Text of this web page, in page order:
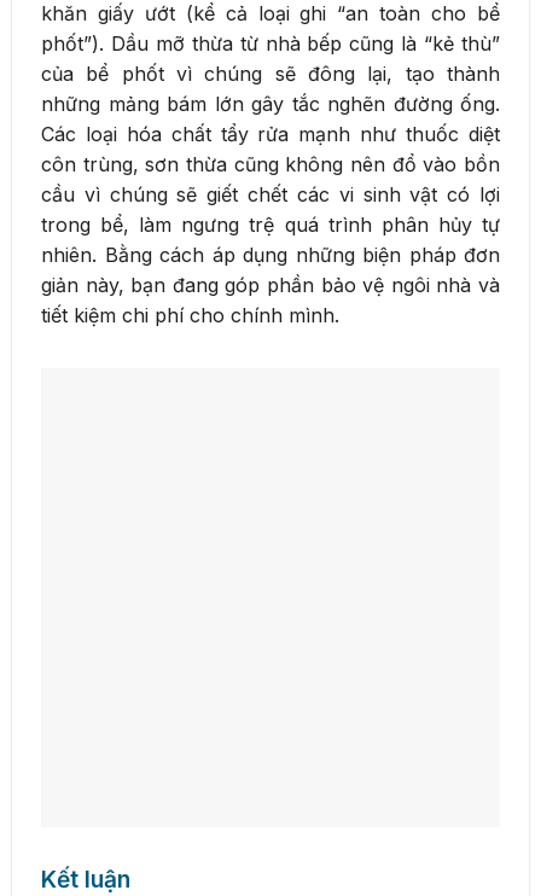
khăn giấy ướt (kể cả loại ghi “an toàn cho bể
phốt”). Dầu mỡ thừa từ nhà bếp cũng là “kẻ thù”
của bể phốt vì chúng sẽ đông lại, tạo thành
những mảng bám lớn gây tắc nghẽn đường ống.
Các loại hóa chất tẩy rửa mạnh như thuốc diệt
côn trùng, sơn thừa cũng không nên đổ vào bồn
cầu vì chúng sẽ giết chết các vi sinh vật có lợi
trong bể, làm ngưng trệ quá trình phân hủy tự
nhiên. Bằng cách áp dụng những biện pháp đơn
giản này, bạn đang góp phần bảo vệ ngôi nhà và
tiết kiệm chi phí cho chính mình.
Kết luận